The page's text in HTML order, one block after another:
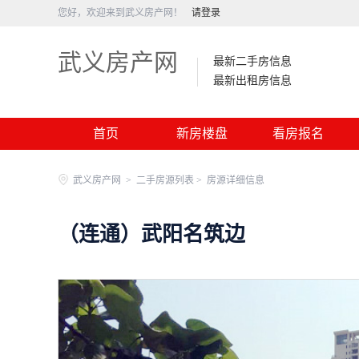
您好，欢迎来到武义房产网！ 请登录
武义房产网
最新二手房信息
最新出租房信息
首页 新房楼盘 看房报名
武义房产网 > 二手房源列表 > 房源详细信息
（连通）武阳名筑边